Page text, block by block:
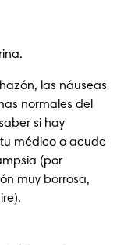
las náuseas
normales del
si hay
médico o acude
(por
muy borrosa,